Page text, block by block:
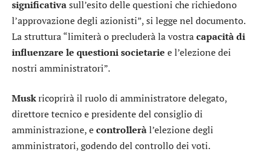
significativasull’esito delle questioni che richiedono
l’approvazione degli azionisti”, si legge nel documento.
La struttura “limiterà o precluderà la vostracapacità di
influenzare le questioni societarie e l’elezione dei
nostri amministratori”.
Muskricoprirà il ruolo di amministratore delegato,
direttore tecnico e presidente del consiglio di
amministrazione, econtrolleràl’elezione degli
amministratori, godendo del controllo dei voti.